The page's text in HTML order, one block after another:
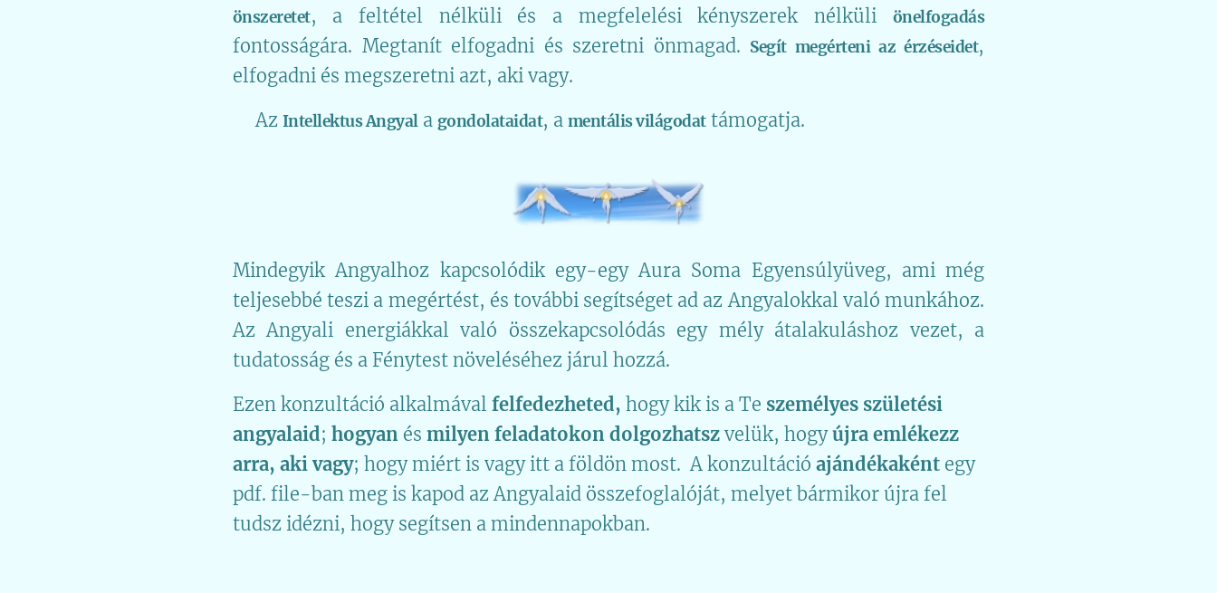
önszeretet, a feltétel nélküli és a megfelelési kényszerek nélküli önelfogadás
fontosságára. Megtanít elfogadni és szeretni önmagad. Segít megérteni az érzéseidet,
elfogadni és megszeretni azt, aki vagy.
🪽Az Intellektus Angyala gondolataidat, amentális világodattámogatja.
Mindegyik Angyalhoz kapcsolódik egy-egy Aura Soma Egyensúlyüveg, ami még
teljesebbé teszi a megértést, és további segítséget ad az Angyalokkal való munkához.
Az Angyali energiákkal való összekapcsolódás egy mély átalakuláshoz vezet, a
tudatosság és a Fénytest növeléséhez járul hozzá.
Ezen konzultáció alkalmával felfedezheted, hogy kik is a Te személyes születési
angyalaid; hogyan és milyen feladatokon dolgozhatsz velük, hogyújra emlékezz
arra, aki vagy; hogy miért is vagy itt a földön most. A konzultáció ajándékaként egy
pdf. file-ban meg is kapod az Angyalaid összefoglalóját, melyet bármikor újra fel
tudsz idézni, hogy segítsen a mindennapokban.